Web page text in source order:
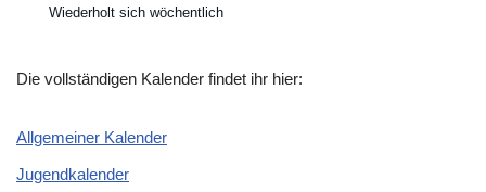
Wiederholt sich wöchentlich
Die vollständigen Kalender findet ihr hier:
Allgemeiner Kalender
Jugendkalender